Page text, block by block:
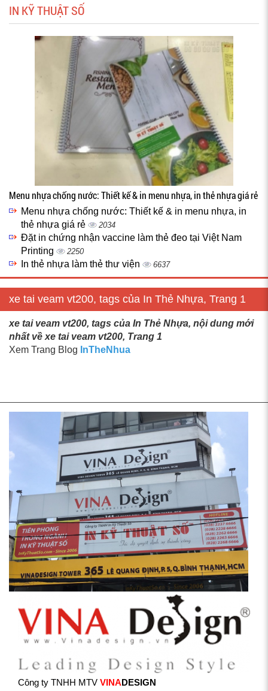
IN KỸ THUẬT SỐ
Menu nhựa chống nước: Thiết kế & in menu nhựa, in thẻ nhựa giá rẻ
Menu nhựa chống nước: Thiết kế & in menu nhựa, in
thẻ nhựa giá rẻ
2034
Đặt in chứng nhận vaccine làm thẻ đeo tại Việt Nam
Printing
2250
In thẻ nhựa làm thẻ thư viện 6637
xe tai veam vt200, tags của In Thẻ Nhựa, Trang 1
xe tai veam vt200, tags của In Thẻ Nhựa, nội dung mới
nhất về xe tai veam vt200, Trang 1
Xem Trang Blog InTheNhua
Công ty TNHH MTV VINADESIGN